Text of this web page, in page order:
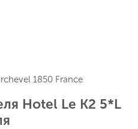
1850 France
Hotel Le K2 5*L